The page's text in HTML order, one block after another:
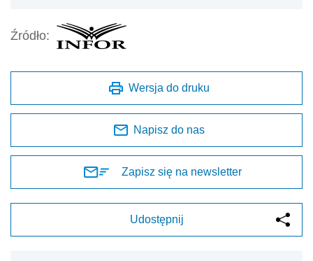
Źródło:
Wersja do druku
Napisz do nas
Zapisz się na newsletter
Udostępnij